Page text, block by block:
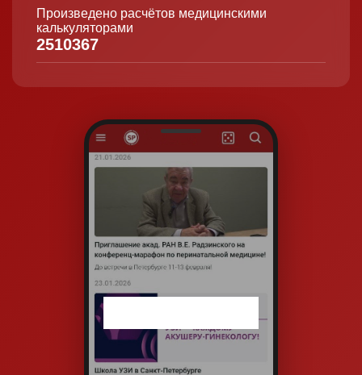
Произведено расчётов медицинскими
калькуляторами
2510367